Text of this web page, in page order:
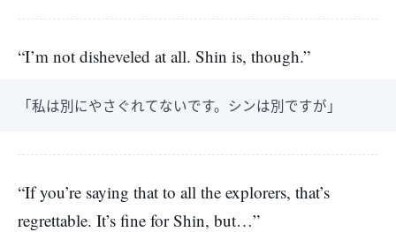
“I’m not disheveled at all. Shin is, though.”
「私は別にやさぐれてないです。シンは別ですが」
“If you’re saying that to all the explorers, that’s
regrettable. It’s fine for Shin, but…”